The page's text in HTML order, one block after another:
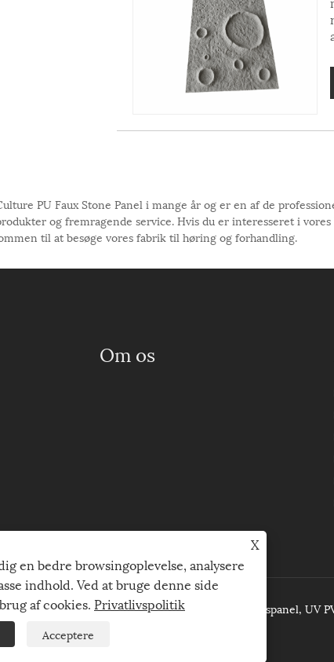
PU Faux Stone Panel i mange år og er en af ​​de
og fremragende service. Hvis du er interesseret i
til at besøge vores fabrik til høring og forhandling.
Om os
Decoration Material Co,Ltd. - 3D PVC-loftspanel,
Privatlivspolitik
X
en bedre browsingoplevelse, analysere
indhold. Ved at bruge denne side
af cookies. Privatlivspolitik
Acceptere